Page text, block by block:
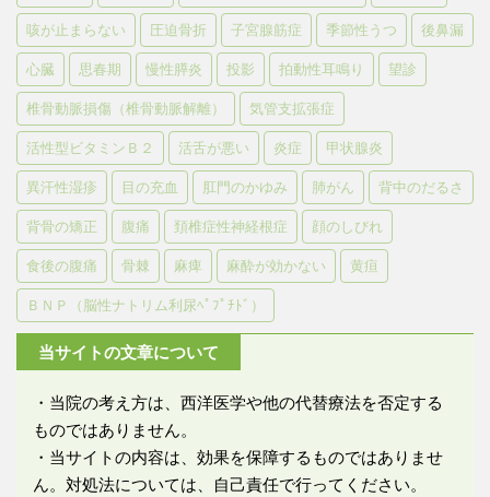
咳が止まらない 圧迫骨折 子宮腺筋症 季節性うつ 後鼻漏
心臓 思春期 慢性膵炎 投影 拍動性耳鳴り 望診
椎骨動脈損傷（椎骨動脈解離） 気管支拡張症
活性型ビタミンＢ２ 活舌が悪い 炎症 甲状腺炎
異汗性湿疹 目の充血 肛門のかゆみ 肺がん 背中のだるさ
背骨の矯正 腹痛 頚椎症性神経根症 顔のしびれ
食後の腹痛 骨棘 麻痺 麻酔が効かない 黄疸
ＢＮＰ（脳性ナトリム利尿ﾍﾟﾌﾟﾁﾄﾞ）
当サイトの文章について
・当院の考え方は、西洋医学や他の代替療法を否定する
ものではありません。
・当サイトの内容は、効果を保障するものではありませ
ん。対処法については、自己責任で行ってください。